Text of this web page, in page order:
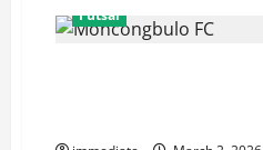
Family,
Kekuatan
Futsal